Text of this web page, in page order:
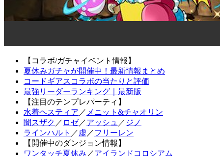
【コラボ/ガチャイベント情報】
夏休みガチャが開催中！最新情報まとめ
コードギアスコラボの当たりと評価
最強リーダーランキング｜最新版
【注目のテンプレパーティ】
水着ヘスティア ／ メニット&チャオリン
闇スザク ／ ロゼ／アッシュ ／ ジノ
ラインハルト ／ 虚 ／フリーレン
【開催中のダンジョン情報】
ワンタッチ夏休み ／アイランドコロシアム